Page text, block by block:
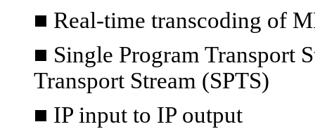
■ Real-time transcoding of
■ Single Program Transport
Transport Stream (SPTS)
■ IP input to IP output